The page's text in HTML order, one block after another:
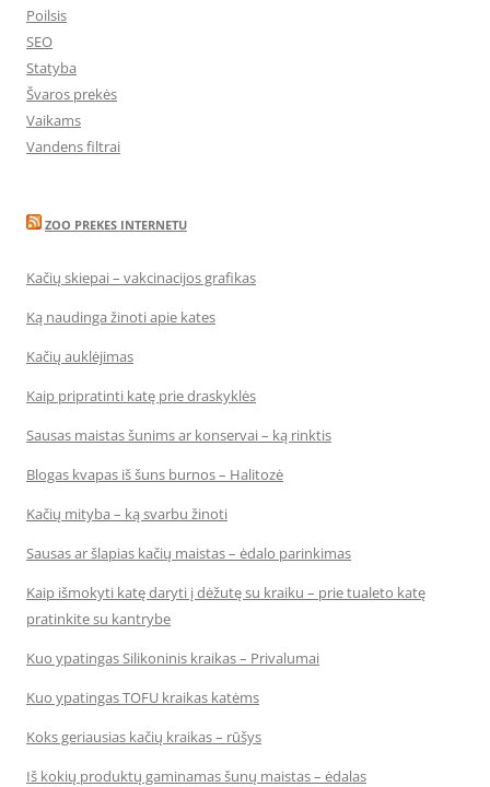
Poilsis
SEO
Statyba
Švaros prekės
Vaikams
Vandens filtrai
ZOO PREKES INTERNETU
Kačių skiepai – vakcinacijos grafikas
Ką naudinga žinoti apie kates
Kačių auklėjimas
Kaip pripratinti katę prie draskyklės
Sausas maistas šunims ar konservai – ką rinktis
Blogas kvapas iš šuns burnos – Halitozė
Kačių mityba – ką svarbu žinoti
Sausas ar šlapias kačių maistas – ėdalo parinkimas
Kaip išmokyti katę daryti į dėžutę su kraiku – prie tualeto katę
pratinkite su kantrybe
Kuo ypatingas Silikoninis kraikas – Privalumai
Kuo ypatingas TOFU kraikas katėms
Koks geriausias kačių kraikas – rūšys
Iš kokių produktų gaminamas šunų maistas – ėdalas